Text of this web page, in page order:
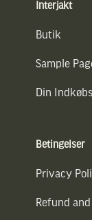
Interjakt
Butik
Sample
Din
Betingelser
Privacy
Refund